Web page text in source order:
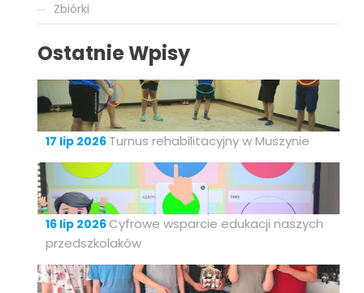
Zbiórki
Ostatnie Wpisy
17 lip 2026 Turnus rehabilitacyjny w Muszynie
16 lip 2026 Cyfrowe wsparcie edukacji naszych
przedszkolaków